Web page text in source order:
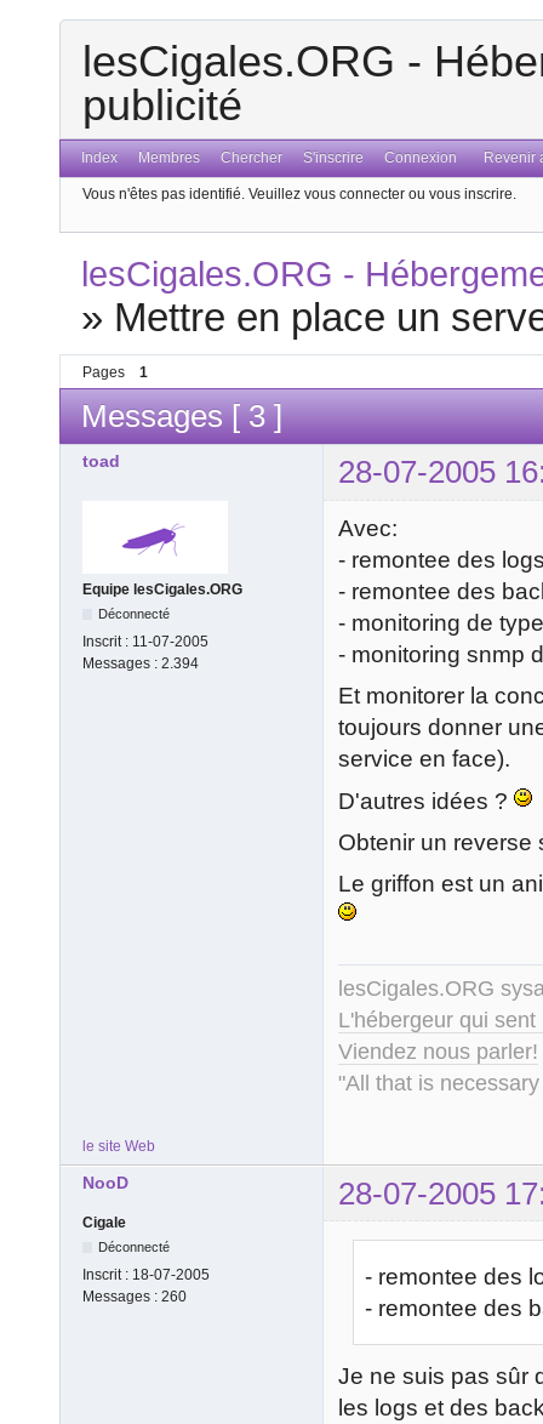
lesCigales.ORG -
publicité
Index Membres Chercher S'inscrire Connexion Revenir
Vous n'êtes pas identifié. Veuillez vous connecter ou vous inscrire.
lesCigales.ORG -
» Mettre en place un
Pages 1
Messages [ 3 ]
toad 28-07-2005
Equipe lesCigales.ORG
Déconnecté
Inscrit : 11-07-2005
Messages : 2.394
Avec:
- remontee des
- remontee des
- monitoring de
- monitoring snmp
Et monitorer la
toujours donner
service en face).
D'autres idées ?
Obtenir un reverse
Le griffon est un
lesCigales.ORG
L'hébergeur qui
Viendez nous parler!
"All that is
le site Web
NooD 28-07-2005
Cigale
Déconnecté
Inscrit : 18-07-2005
Messages : 260
- remontee des
- remontee des
Je ne suis pas sûr
les logs et des